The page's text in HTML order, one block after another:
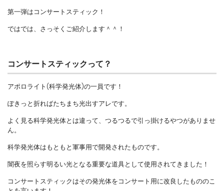
第一弾はコンサートスティック！
ではでは、さっそくご紹介します＾＾！
コンサートスティックって？
アポロライト(科学発光体)の一員です！
ぽきっと折ればたちまち光出すアレです。
よく見る科学発光体とは違って、つるつるで引っ掛けるやつがありませ
ん。
科学発光体はもともと軍事用で開発されたものです。
闇夜を照らす明るい光となる重要な道具として使用されてきました！
コンサートスティックはその発光体をコンサート用に改良したもののこ